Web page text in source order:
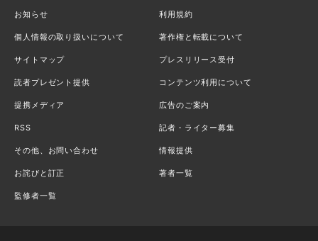
お知らせ 利用規約
個人情報の取り扱いについて 著作権と転載について
サイトマップ プレスリリース受付
読者プレゼント提供 コンテンツ利用について
提携メディア 広告のご案内
RSS 記者・ライター募集
その他、お問い合わせ 情報提供
お詫びと訂正 著者一覧
監修者一覧